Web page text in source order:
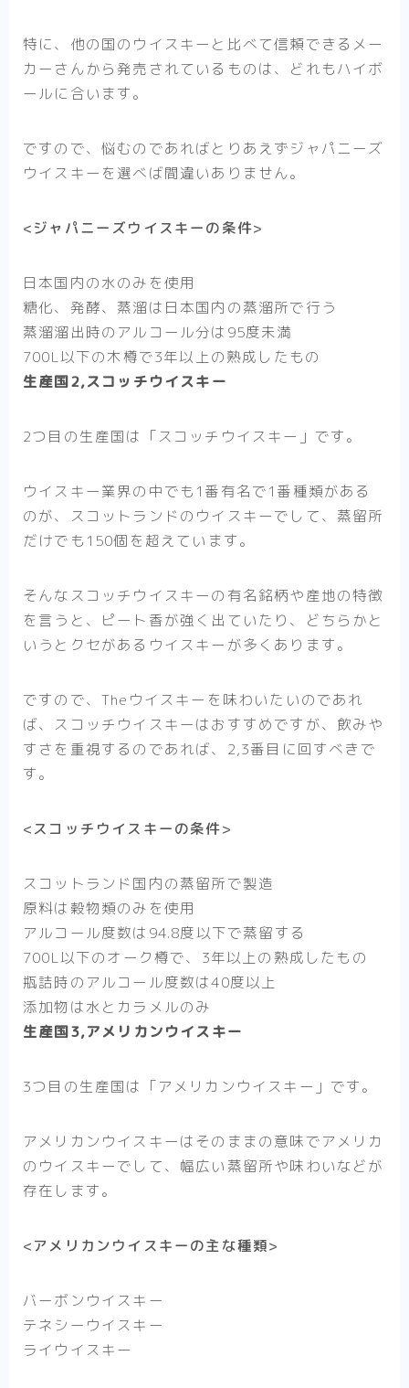
特に、他の国のウイスキーと比べて信頼できるメー
カーさんから発売されているものは、どれもハイボ
ールに合います。
ですので、悩むのであればとりあえずジャパニーズ
ウイスキーを選べば間違いありません。
<ジャパニーズウイスキーの条件>
日本国内の水のみを使用
糖化、発酵、蒸溜は日本国内の蒸溜所で行う
蒸溜溜出時のアルコール分は95度未満
700L以下の木樽で3年以上の熟成したもの
生産国2,スコッチウイスキー
2つ目の生産国は 「スコッチウイスキー」 です。
ウイスキー業界の中でも1番有名で1番種類がある
のが、スコットランドのウイスキーでして、蒸留所
だけでも150個を超えています。
そんなスコッチウイスキーの有名銘柄や産地の特徴
を言うと、ピート香が強く出ていたり、どちらかと
いうとクセがあるウイスキーが多くあります。
ですので、Theウイスキーを味わいたいのであれ
ば、スコッチウイスキーはおすすめですが、飲みや
すさを重視するのであれば、2,3番目に回すべきで
す。
<スコッチウイスキーの条件>
スコットランド国内の蒸留所で製造
原料は穀物類のみを使用
アルコール度数は94.8度以下で蒸留する
700L以下のオーク樽で、3年以上の熟成したもの
瓶詰時のアルコール度数は40度以上
添加物は水とカラメルのみ
生産国3,アメリカンウイスキー
3つ目の生産国は 「アメリカンウイスキー」 です。
アメリカンウイスキーはそのままの意味でアメリカ
のウイスキーでして、幅広い蒸留所や味わいなどが
存在します。
<アメリカンウイスキーの主な種類>
バーボンウイスキー
テネシーウイスキー
ライウイスキー